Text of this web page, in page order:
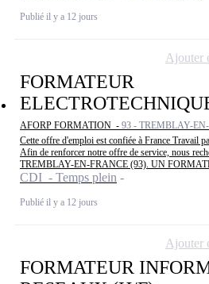
Publié il y a 12 jours
FORMATEUR
AFORP FORMATION - 93 - TREMBLAY-
Cette offre d'emploi est confiée à France Travail
Afin de renforcer notre offre de service, nous
TREMBLAY-EN-FRANCE (93). UN
CDI - Temps plein
Publié il y a 12 jours
Ajouter
FORMATEUR
Ajouter